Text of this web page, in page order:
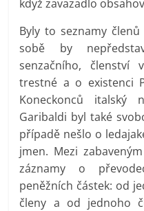
když zavazadlo
Byly to seznamy
sobě by
senzačního, členství
trestné a o existenci
Koneckonců italský
Garibaldi byl také
případě nešlo o
jmen. Mezi
záznamy o
peněžních částek: od
členy a od jednoho